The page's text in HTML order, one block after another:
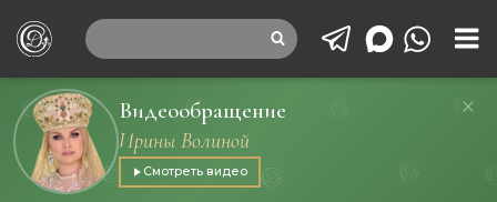
Видеообращение
Ирины Волиной
Смотреть видео